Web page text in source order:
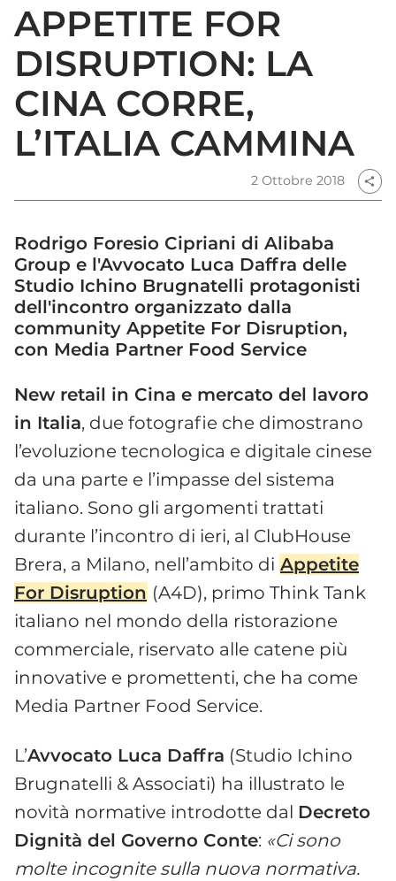
APPETITE FOR
DISRUPTION: LA
CINA CORRE,
L’ITALIA CAMMINA
2 Ottobre 2018 share
Rodrigo Foresio Cipriani di Alibaba
Group e l'Avvocato Luca Daffra delle
Studio Ichino Brugnatelli protagonisti
dell'incontro organizzato dalla
community Appetite For Disruption,
con Media Partner Food Service
New retail in Cina e mercato del lavoro
in Italia, due fotografie che dimostrano
l’evoluzione tecnologica e digitale cinese
da una parte e l’impasse del sistema
italiano. Sono gli argomenti trattati
durante l’incontro di ieri, al ClubHouse
Brera, a Milano, nell’ambito di Appetite
For Disruption (A4D), primo Think Tank
italiano nel mondo della ristorazione
commerciale, riservato alle catene più
innovative e promettenti, che ha come
Media Partner Food Service.
L’Avvocato Luca Daffra (Studio Ichino
Brugnatelli & Associati) ha illustrato le
novità normative introdotte dal Decreto
Dignità del Governo Conte: «Ci sono
molte incognite sulla nuova normativa.